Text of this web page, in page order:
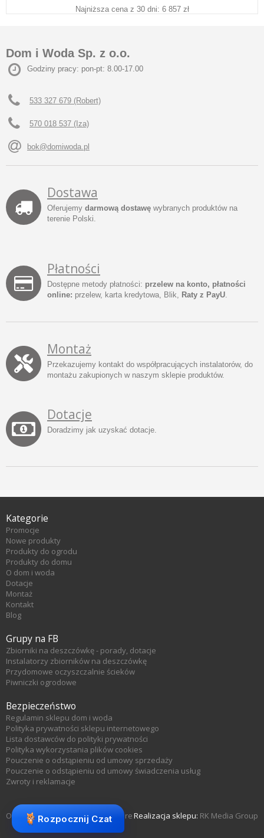
Najniższa cena z 30 dni: 6 857 zł
Dom i Woda Sp. z o.o.
Godziny pracy: pon-pt: 8.00-17.00
533 327 679 (Robert)
570 018 537 (Iza)
bok@domiwoda.pl
Dostawa
Oferujemy darmową dostawę wybranych produktów na
terenie Polski.
Płatności
Dostępne metody płatności: przelew na konto, płatności
online: przelew, karta kredytowa, Blik, Raty z PayU.
Montaż
Przekazujemy kontakt do współpracujących instalatorów, do
montażu zakupionych w naszym sklepie produktów.
Dotacje
Doradzimy jak uzyskać dotacje.
Kategorie
Promocje
Nowe produkty
Produkty do ogrodu
Produkty do domu
O dom i woda
Dotacje
Montaż
Kontakt
Blog
Grupy na FB
Zbiorniki na deszczówkę - porady, dotacje
Instalatorzy zbiorników na deszczówkę
Przydomowe oczyszczalnie ścieków
Piwniczki ogrodowe
Bezpieczeństwo
Regulamin sklepu dom i woda
Polityka prywatności sklepu internetowego
Lista dostawców do polityki prywatności
Polityka wykorzystania plików cookies
Pouczenie o odstąpieniu od umowy sprzedaży
Pouczenie o odstąpieniu od umowy świadczenia usług
Zwroty i reklamacje
Realizacja sklepu: RK Media Group
Oprogramowanie sklepu KQS.store
Rozpocznij Czat